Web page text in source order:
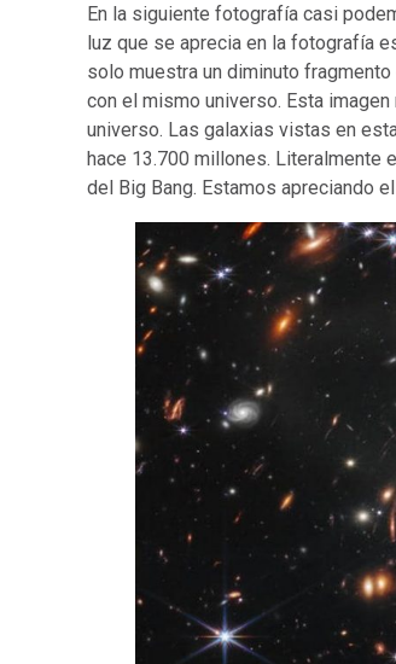
En la siguiente fotografía casi
luz que se aprecia en la fotografía
solo muestra un diminuto
con el mismo universo. Esta
universo. Las galaxias vistas en
hace 13.700 millones. Literalmente
del Big Bang. Estamos apreciando